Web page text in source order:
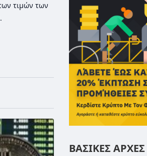
τιμών των
ΒΑΣΙΚΕΣ ΑΡΧΕΣ